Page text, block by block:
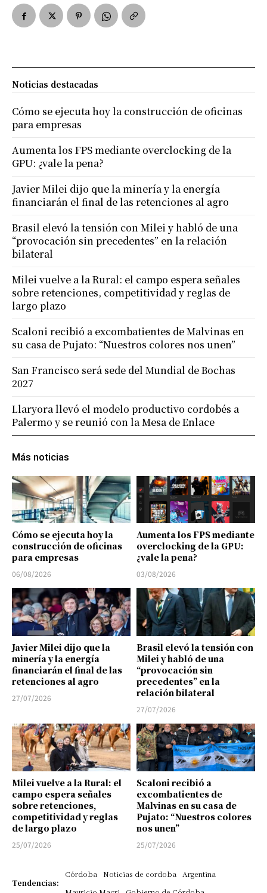
Más noticias
Cómo se ejecuta hoy la
construcción de oficinas
para empresas
06/08/2026
Aumenta los FPS mediante
overclocking de la GPU:
¿vale la pena?
03/08/2026
Javier Milei dijo que la
minería y la energía
financiarán el final de las
retenciones al agro
27/07/2026
Brasil elevó la tensión con
Milei y habló de una
“provocación sin
precedentes” en la
relación bilateral
27/07/2026
Milei vuelve a la Rural: el
campo espera señales
sobre retenciones,
competitividad y reglas
de largo plazo
25/07/2026
Scaloni recibió a
excombatientes de
Malvinas en su casa de
Pujato: “Nuestros colores
nos unen”
25/07/2026
Tendencias:
Córdoba Noticias de cordoba
Argentina
Noticias destacadas
Cómo se ejecuta hoy la construcción de oficinas
para empresas
Aumenta los FPS mediante overclocking de la
GPU: ¿vale la pena?
Javier Milei dijo que la minería y la energía
financiarán el final de las retenciones al agro
Brasil elevó la tensión con Milei y habló de una
“provocación sin precedentes” en la relación
bilateral
Milei vuelve a la Rural: el campo espera señales
sobre retenciones, competitividad y reglas de
largo plazo
Scaloni recibió a excombatientes de Malvinas en
su casa de Pujato: “Nuestros colores nos unen”
San Francisco será sede del Mundial de Bochas
2027
Llaryora llevó el modelo productivo cordobés a
Palermo y se reunió con la Mesa de Enlace